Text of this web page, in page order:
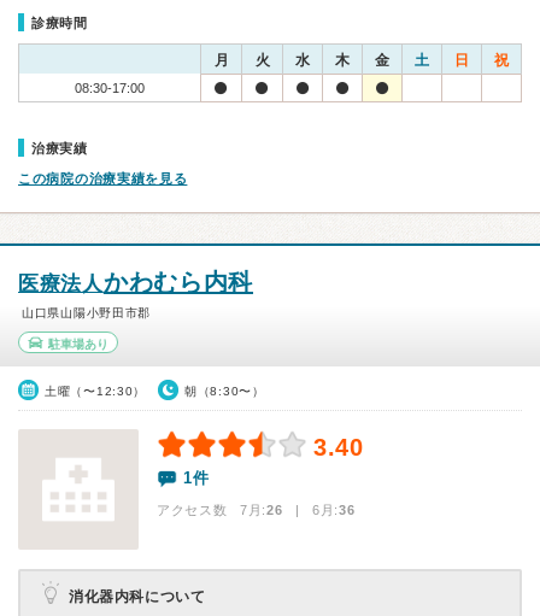
診療時間
月 火 水 木 金 土 日 祝
08:30-17:00
治療実績
この病院の治療実績を見る
医療法人かわむら内科
山口県山陽小野田市郡
駐車場あり
土曜（〜12:30） 朝（8:30〜）
3.40
1件
アクセス数 7月:26 | 6月:36
消化器内科について